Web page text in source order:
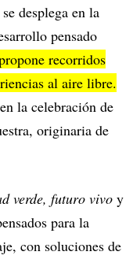
desplega en la
pensado
recorridos
al aire libre.
la celebración de
originaria de
verde, futuro vivo y
para la
con soluciones de